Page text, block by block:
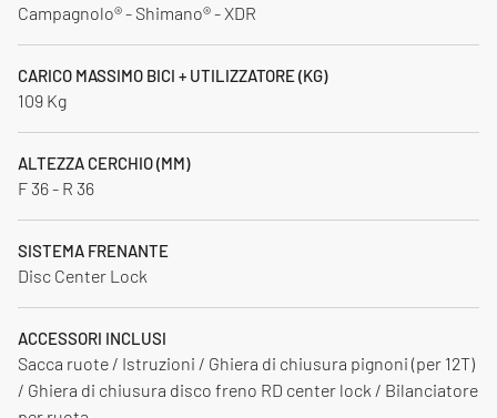
Campagnolo® - Shimano® - XDR
CARICO MASSIMO BICI + UTILIZZATORE (KG)
109 Kg
ALTEZZA CERCHIO (MM)
F 36 - R 36
SISTEMA FRENANTE
Disc Center Lock
ACCESSORI INCLUSI
Sacca ruote / Istruzioni / Ghiera di chiusura pignoni (per 12T)
/ Ghiera di chiusura disco freno RD center lock / Bilanciatore